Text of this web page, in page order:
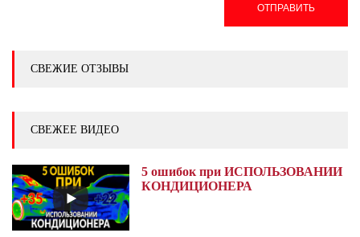
ОТПРАВИТЬ
СВЕЖИЕ ОТЗЫВЫ
СВЕЖЕЕ ВИДЕО
5 ошибок при ИСПОЛЬЗОВАНИИ
КОНДИЦИОНЕРА